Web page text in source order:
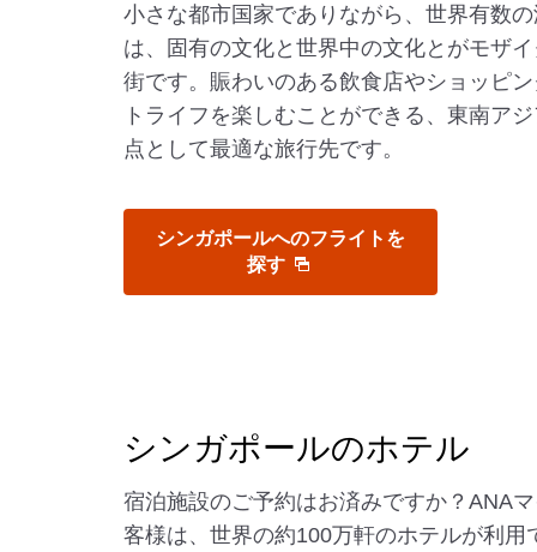
小さな都市国家でありながら、世界有数
は、固有の文化と世界中の文化とがモザ
街です。賑わいのある飲食店やショッピ
トライフを楽しむことができる、東南ア
点として最適な旅行先です。
シンガポールへのフライトを
探す
シンガポールのホテル
宿泊施設のご予約はお済みですか？ANA
客様は、世界の約100万軒のホテルが利用